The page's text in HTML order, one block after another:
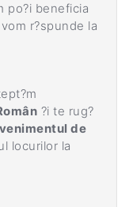
po?i beneficia
r?spunde la
?i te rug?
de
locurilor la